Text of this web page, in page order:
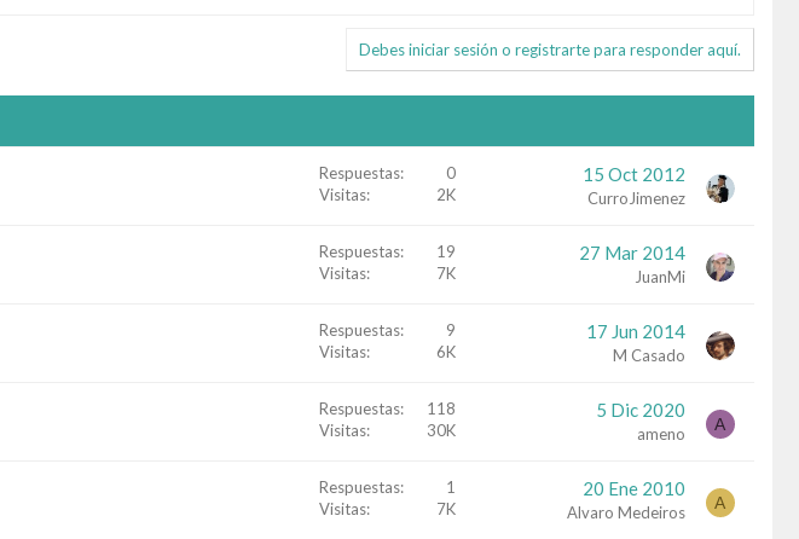
Debes iniciar sesión o registrarte para responder aquí.
Respuestas
0
Visitas
2K
15 Oct 2012
CurroJimenez
Respuestas
19
Visitas
7K
27 Mar 2014
JuanMi
Respuestas
9
Visitas
6K
17 Jun 2014
M Casado
Respuestas
118
Visitas
30K
5 Dic 2020
ameno A
Respuestas
1
Visitas
7K
20 Ene 2010
Alvaro Medeiros A